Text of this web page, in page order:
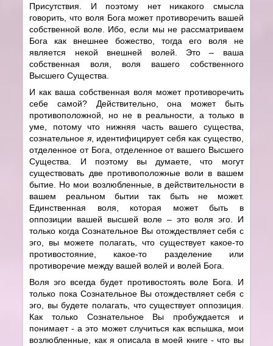
Присутствия. И поэтому нет никакого смысла
говорить, что воля Бога может противоречить вашей
собственной воле. Ибо, если мы не рассматриваем
Бога как внешнее божество, тогда его воля не
является некой внешней волей. Это – ваша
собственная воля, воля вашего собственного
Высшего Существа.
И как ваша собственная воля может противоречить
себе самой? Действительно, она может быть
противоположной, но не в реальности, а только в
уме, потому что нижняя часть вашего существа,
сознательное я, идентифицирует себя как существо,
отделенное от Бога, отделенное от вашего Высшего
Существа. И поэтому вы думаете, что могут
существовать две противоположные воли в вашем
бытие. Но мои возлюбленные, в действительности в
вашем реальном бытии так быть не может.
Единственная воля, которая может быть в
оппозиции вашей высшей воле – это воля эго. И
только когда Сознательное Вы отождествляет себя с
эго, вы можете полагать, что существует какое-то
противостояние, какое-то разделение или
противоречие между вашей волей и волей Бога.
Воля эго всегда будет противостоять воле Бога. И
только пока Сознательное Вы отождествляет себя с
эго, вы будете полагать, что существует оппозиция.
Как только Сознательное Вы пробуждается и
понимает - а это может случиться как вспышка, мои
возлюбленные, как я описала в моей книге - что вы